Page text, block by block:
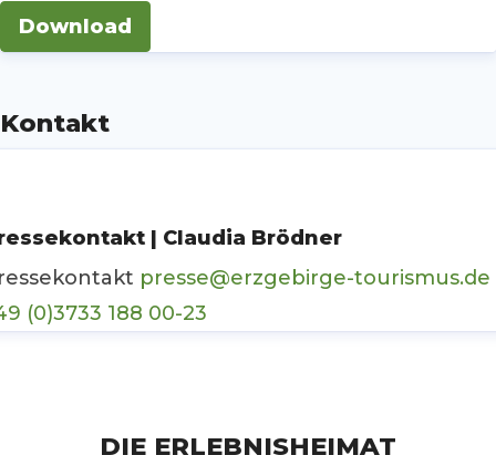
Download
Kontakt
| Claudia Brödner
presse@erzgebirge-tourismus.de
(0)3733 188 00-23
DIE ERLEBNISHEIMAT